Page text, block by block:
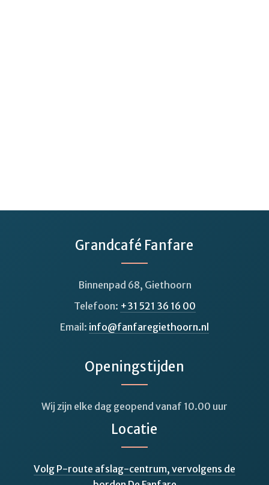
Grandcafé Fanfare
Binnenpad 68, Giethoorn
Telefoon: +31 521 36 16 00
Email: info@fanfaregiethoorn.nl
Openingstijden
Wij zijn elke dag geopend vanaf 10.00 uur
Locatie
Volg P-route afslag-centrum, vervolgens de